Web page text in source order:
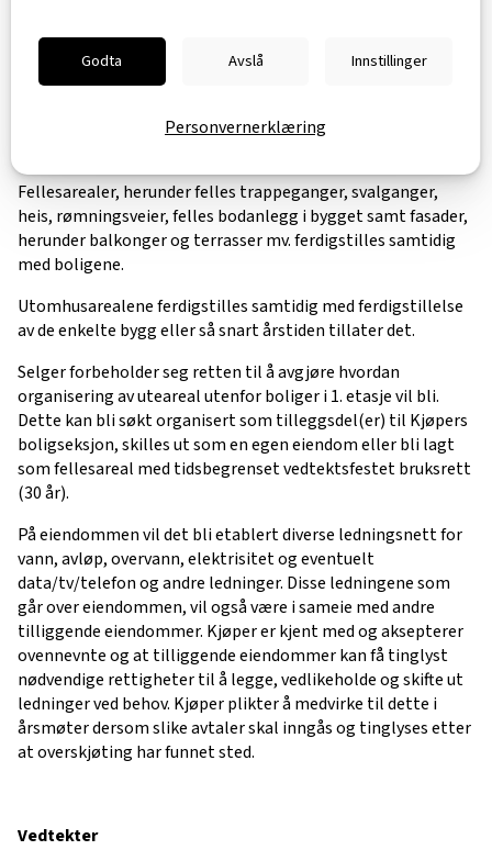
eiendommen forvaltes etter retningslinjer og vedtekter
som fastsettes av årsmøtet.
Fellesarealer, herunder felles trappeganger, svalganger,
heis, rømningsveier, felles bodanlegg i bygget samt fasader,
herunder balkonger og terrasser mv. ferdigstilles samtidig
med boligene.
Utomhusarealene ferdigstilles samtidig med ferdigstillelse
av de enkelte bygg eller så snart årstiden tillater det.
Selger forbeholder seg retten til å avgjøre hvordan
organisering av uteareal utenfor boliger i 1. etasje vil bli.
Dette kan bli søkt organisert som tilleggsdel(er) til Kjøpers
boligseksjon, skilles ut som en egen eiendom eller bli lagt
som fellesareal med tidsbegrenset vedtektsfestet bruksrett
(30 år).
På eiendommen vil det bli etablert diverse ledningsnett for
vann, avløp, overvann, elektrisitet og eventuelt
data/tv/telefon og andre ledninger. Disse ledningene som
går over eiendommen, vil også være i sameie med andre
tilliggende eiendommer. Kjøper er kjent med og aksepterer
ovennevnte og at tilliggende eiendommer kan få tinglyst
nødvendige rettigheter til å legge, vedlikeholde og skifte ut
ledninger ved behov. Kjøper plikter å medvirke til dette i
årsmøter dersom slike avtaler skal inngås og tinglyses etter
at overskjøting har funnet sted.
Vedtekter
Godta Avslå Innstillinger
Personvernerklæring